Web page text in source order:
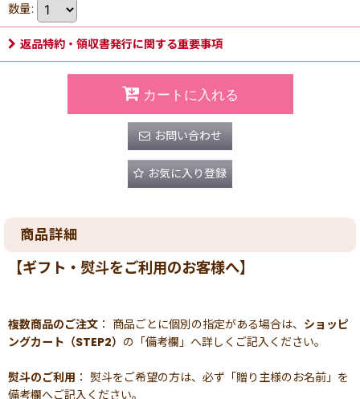
数量:
返品特約・領収書発行に関する重要事項
カートに入れる
お問い合わせ
お気に入り登録
商品詳細
【ギフト・熨斗をご利用のお客様へ】
複数商品のご注文 ： 商品ごとに個別の指定がある場合は、 ショッピ
ングカート（STEP2） の「備考欄」へ詳しくご記入ください。
熨斗のご利用 ： 熨斗をご希望の方は、必ず「贈り主様のお名前」を
備考欄へご記入ください。